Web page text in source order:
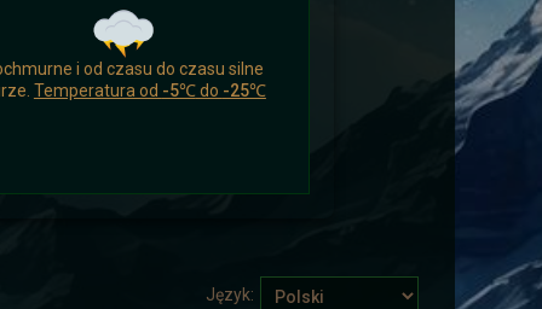
i wysłać ich aby wsparli
i od czasu do czasu silne
Temperatura od -5℃do -25℃
Język: